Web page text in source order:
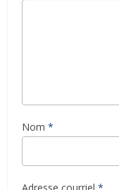
Nom *